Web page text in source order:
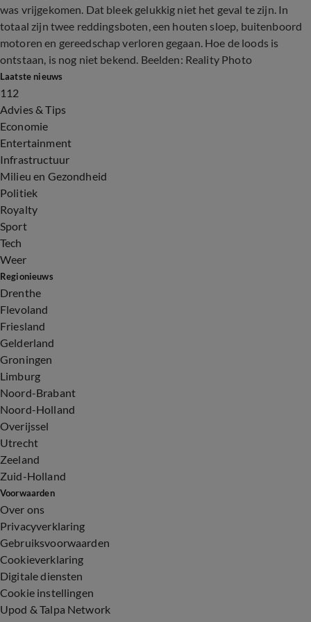
was vrijgekomen. Dat bleek gelukkig niet het geval te zijn. In
totaal zijn twee reddingsboten, een houten sloep, buitenboord
motoren en gereedschap verloren gegaan. Hoe de loods is
ontstaan, is nog niet bekend. Beelden: Reality Photo
Laatste nieuws
112
Advies & Tips
Economie
Entertainment
Infrastructuur
Milieu en Gezondheid
Politiek
Royalty
Sport
Tech
Weer
Regionieuws
Drenthe
Flevoland
Friesland
Gelderland
Groningen
Limburg
Noord-Brabant
Noord-Holland
Overijssel
Utrecht
Zeeland
Zuid-Holland
Voorwaarden
Over ons
Privacyverklaring
Gebruiksvoorwaarden
Cookieverklaring
Digitale diensten
Cookie instellingen
Upod & Talpa Network